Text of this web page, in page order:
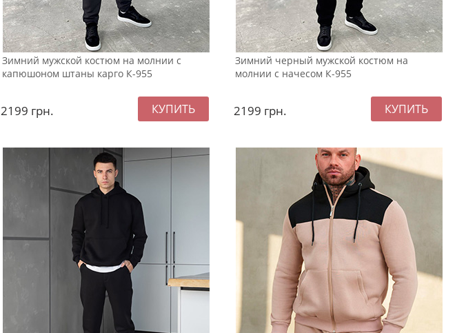
Зимний мужской костюм на молнии с
капюшоном штаны карго К-955
2199 грн.
Зимний черный мужской костюм на
молнии с начесом К-955
2199 грн.